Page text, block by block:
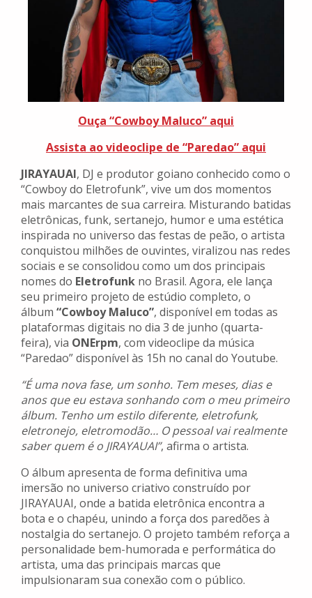
Ouça “Cowboy Maluco” aqui
Assista ao videoclipe de “Paredao” aqui
JIRAYAUAI, DJ e produtor goiano conhecido como o
“Cowboy do Eletrofunk”, vive um dos momentos
mais marcantes de sua carreira. Misturando batidas
eletrônicas, funk, sertanejo, humor e uma estética
inspirada no universo das festas de peão, o artista
conquistou milhões de ouvintes, viralizou nas redes
sociais e se consolidou como um dos principais
nomes do Eletrofunk no Brasil. Agora, ele lança
seu primeiro projeto de estúdio completo, o
álbum “Cowboy Maluco”, disponível em todas as
plataformas digitais no dia 3 de junho (quarta-
feira), via ONErpm, com videoclipe da música
“Paredao” disponível às 15h no canal do Youtube.
“É uma nova fase, um sonho. Tem meses, dias e
anos que eu estava sonhando com o meu primeiro
álbum. Tenho um estilo diferente, eletrofunk,
eletronejo, eletromodão… O pessoal vai realmente
saber quem é o JIRAYAUAI”, afirma o artista.
O álbum apresenta de forma definitiva uma
imersão no universo criativo construído por
JIRAYAUAI, onde a batida eletrônica encontra a
bota e o chapéu, unindo a força dos paredões à
nostalgia do sertanejo. O projeto também reforça a
personalidade bem-humorada e performática do
artista, uma das principais marcas que
impulsionaram sua conexão com o público.